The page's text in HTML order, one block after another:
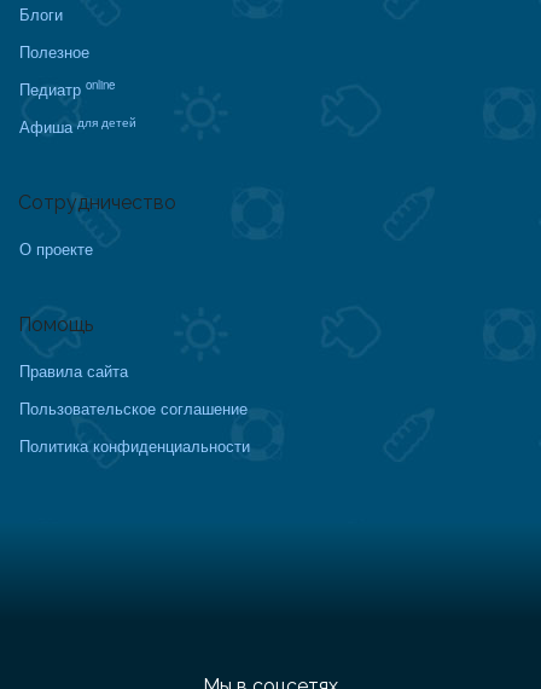
Блоги
Полезное
Педиатр online
Афиша для детей
Сотрудничество
О проекте
Помощь
Правила сайта
Пользовательское соглашение
Политика конфиденциальности